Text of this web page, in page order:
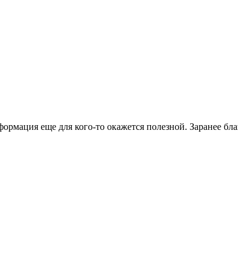
еще для кого-то окажется полезной. Заранее